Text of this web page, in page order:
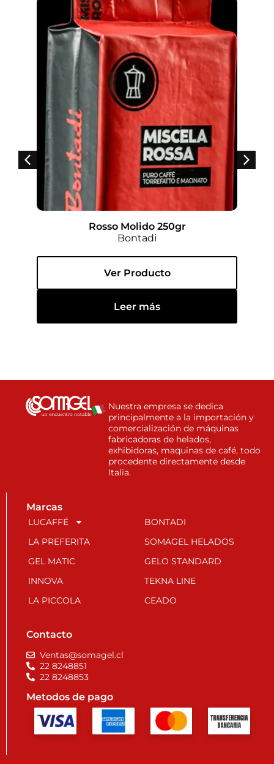
Rosso Molido 250gr
Bontadi
Ver Producto
Leer más
Nuestra empresa se dedica
principalmente a la importación y
comercialización de máquinas
fabricadoras de helados,
exhibidoras, maquinas de café, todo
procedente directamente desde
Italia.
Marcas
LUCAFFÉ
BONTADI
LA PREFERITA
SOMAGEL HELADOS
GEL MATIC
GELO STANDARD
INNOVA
TEKNA LINE
LA PICCOLA
CEADO
Contacto
Ventas@somagel.cl
22 8248851
22 8248853
Metodos de pago